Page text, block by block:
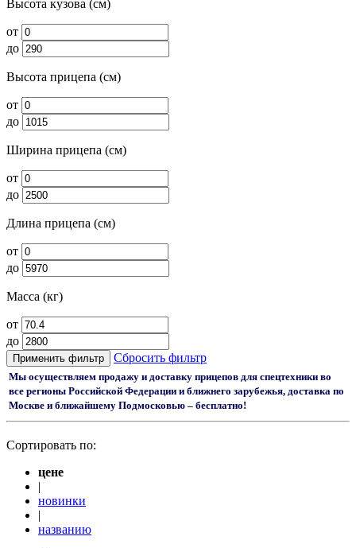
Высота кузова (см)
от
до
Высота прицепа (см)
от
до
Ширина прицепа (см)
от
до
Длина прицепа (см)
от
до
Масса (кг)
от
до
Применить фильтр Сбросить фильтр
Мы осуществляем продажу и доставку прицепов для спецтехники во
все регионы Российской Федерации и ближнего зарубежья, доставка по
Москве и ближайшему Подмосковью – бесплатно!
Сортировать по:
цене
|
новинки
|
названию